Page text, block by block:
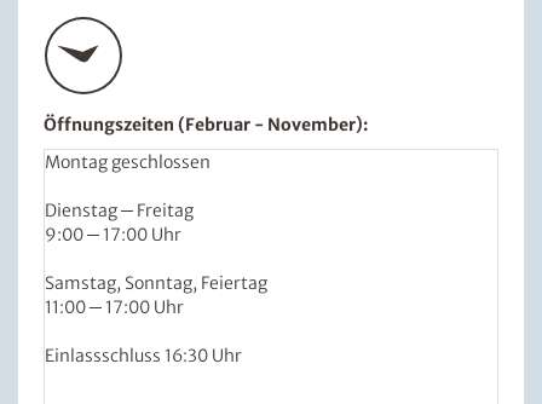
Öffnungszeiten (Februar - November):
Montag geschlossen
Dienstag ─ Freitag
9:00 ─ 17:00 Uhr
Samstag, Sonntag, Feiertag
11:00 ─ 17:00 Uhr
Einlassschluss 16:30 Uhr